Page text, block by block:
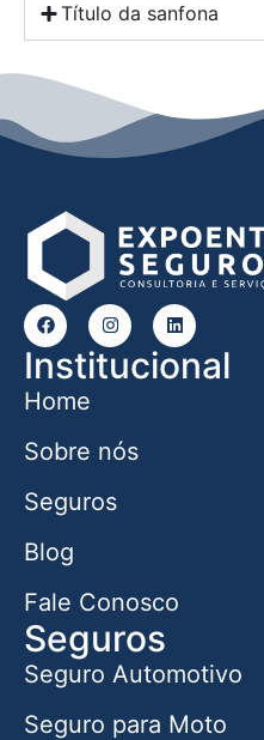
Título da sanfona
Institucional
Home
Sobre nós
Seguros
Blog
Fale Conosco
Seguros
Seguro Automotivo
Seguro para Moto